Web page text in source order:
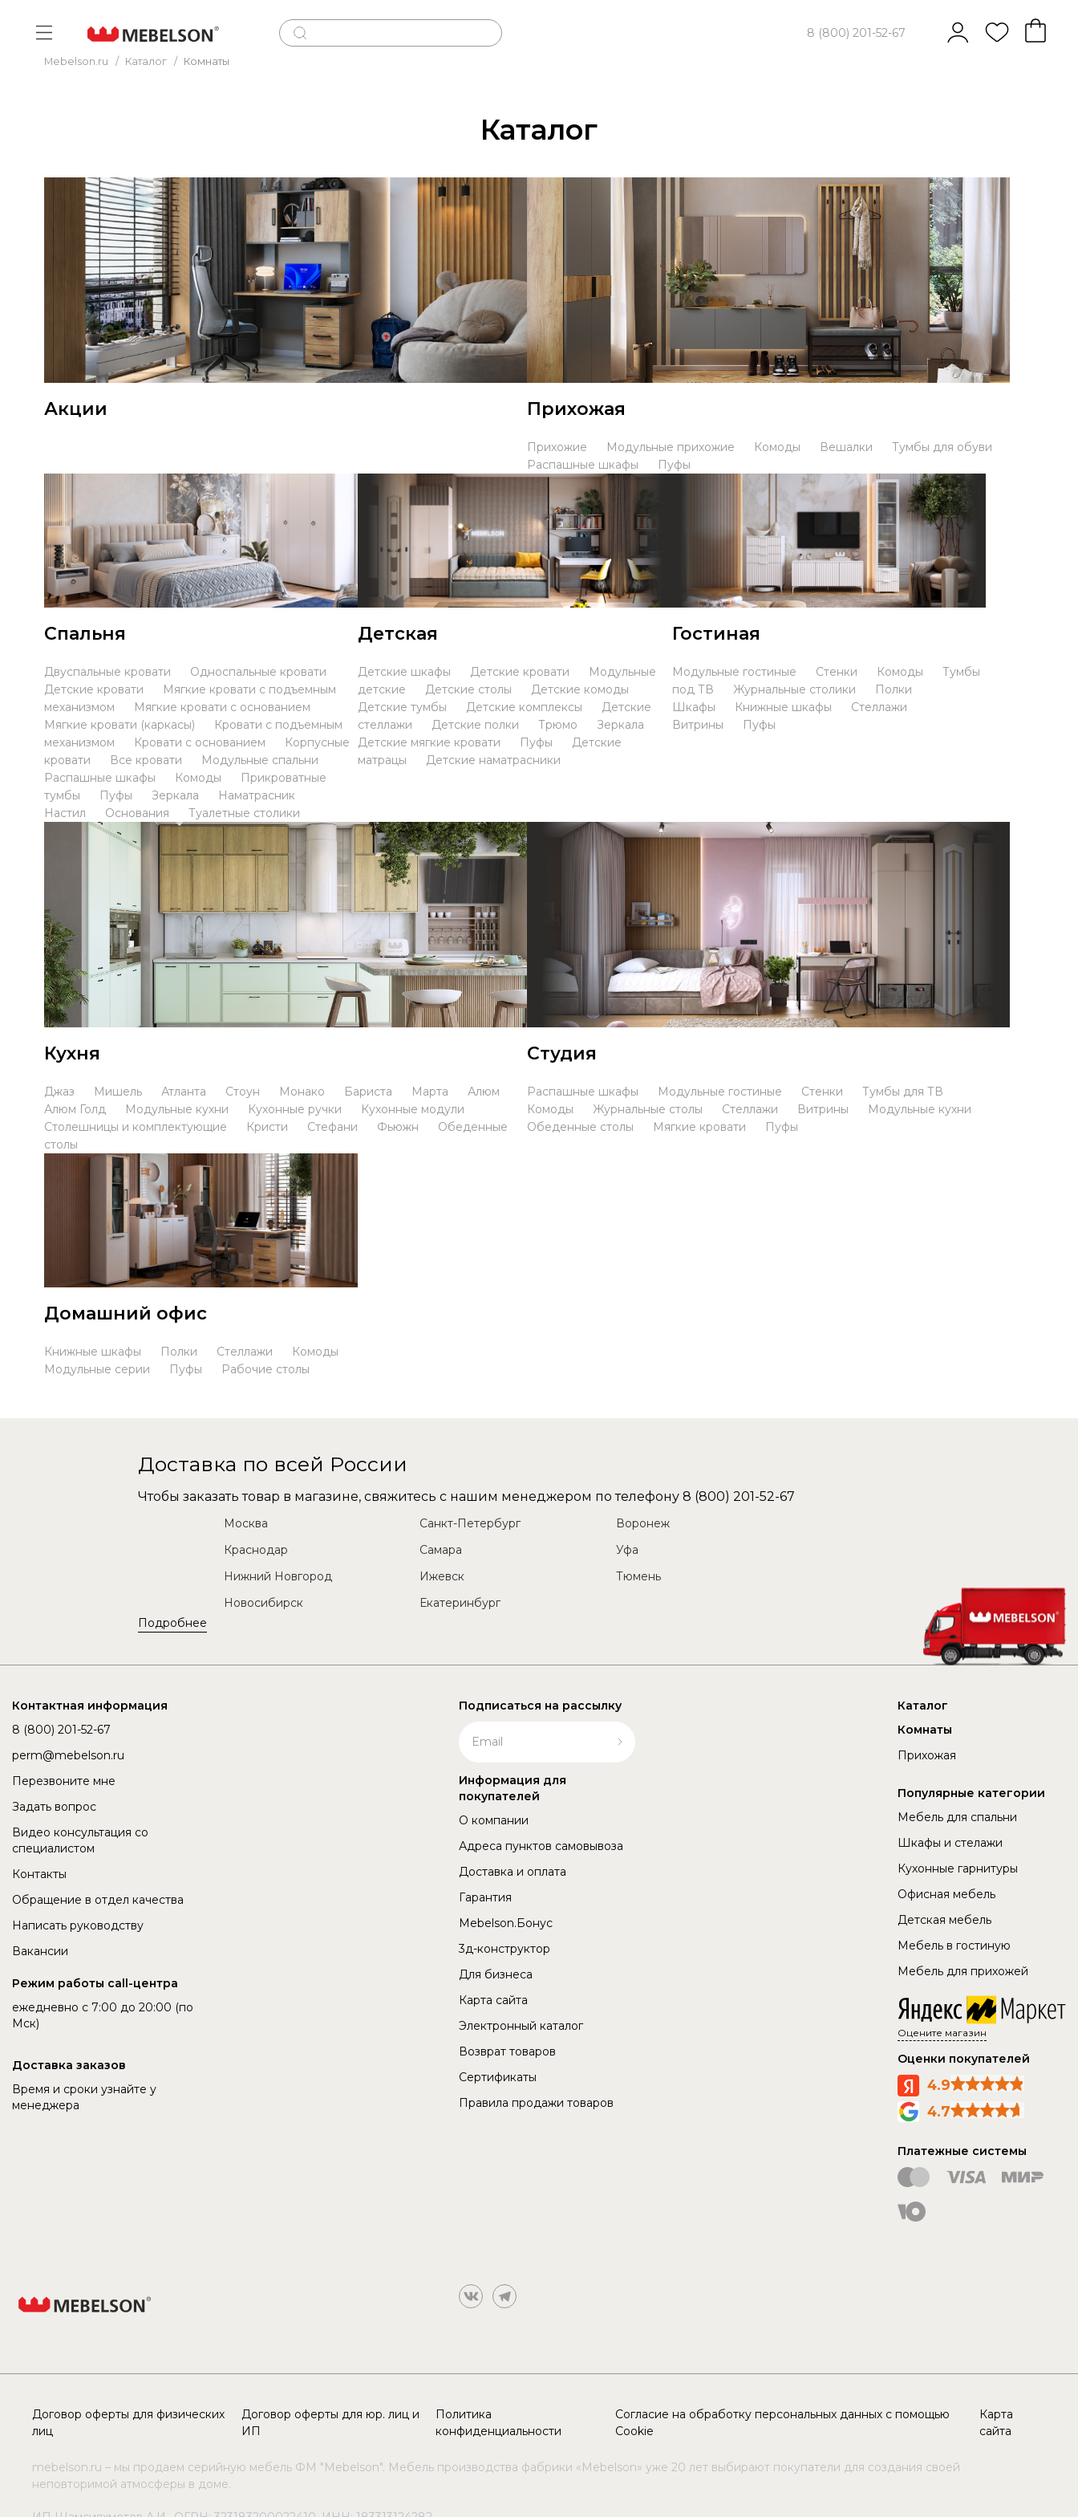
8 (800) 201-52-67
Mebelson.ru / Каталог / Комнаты
Каталог
Акции Прихожая
Прихожие Модульные прихожие Комоды Вешалки
Тумбы для обуви
Распашные шкафы
Пуфы
Спальня
Двуспальные кровати
Односпальные кровати
Детские кровати
Мягкие кровати с подъемным
механизмом
Мягкие кровати с основанием
Мягкие кровати (каркасы)
Кровати с подъемным
механизмом
Кровати с основанием
Корпусные
кровати
Все кровати
Модульные спальни
Распашные шкафы
Комоды
Прикроватные
тумбы
Пуфы Зеркала
Наматрасник
Настил
Основания Туалетные столики
Детская
Детские шкафы Детские кровати
Модульные
детские
Детские столы
Детские комоды
Детские тумбы
Детские комплексы
Детские
стеллажи
Детские полки Трюмо
Зеркала
Детские мягкие кровати
Пуфы
Детские
матрацы
Детские наматрасники
Гостиная
Модульные гостиные Стенки Комоды
Тумбы
под ТВ
Журнальные столики
Полки
Шкафы
Книжные шкафы
Стеллажи
Витрины
Пуфы
Кухня
Джаз Мишель Атланта Стоун Монако Бариста Марта
Алюм
Алюм Голд
Модульные кухни Кухонные ручки
Кухонные модули
Столешницы и комплектующие
Кристи Стефани Фьюжн
Обеденные
столы
Студия
Распашные шкафы Модульные гостиные Стенки
Тумбы для ТВ
Комоды
Журнальные столы Стеллажи Витрины
Модульные кухни
Обеденные столы
Мягкие кровати Пуфы
Домашний офис
Книжные шкафы Полки Стеллажи
Комоды
Модульные серии
Пуфы Рабочие столы
Доставка по всей России
Чтобы заказать товар в магазине, свяжитесь с нашим менеджером по телефону 8 (800) 201-52-67
Подробнее
Москва Санкт-Петербург
Воронеж
Краснодар
Самара
Уфа
Нижний Новгород
Ижевск
Тюмень
Новосибирск
Екатеринбург
Контактная информация
8 (800) 201-52-67
perm@mebelson.ru
Перезвоните мне
Задать вопрос
Видео консультация со
специалистом
Контакты
Обращение в отдел качества
Написать руководству
Вакансии
Режим работы call-центра
ежедневно с 7:00 до 20:00 (по
Мск)
Доставка заказов
Время и сроки узнайте у
менеджера
Подписаться на рассылку
Информация для
покупателей
О компании
Адреса пунктов самовывоза
Доставка и оплата
Гарантия
Mebelson.Бонус
3д-конструктор
Для бизнеса
Карта сайта
Электронный каталог
Возврат товаров
Сертификаты
Правила продажи товаров
Каталог
Комнаты
Прихожая
Популярные категории
Мебель для спальни
Шкафы и стелажи
Кухонные гарнитуры
Офисная мебель
Детская мебель
Мебель в гостиную
Мебель для прихожей
Оцените магазин
Оценки покупателей
4.9
4.7
Платежные системы
Договор оферты для физических
лиц
Договор оферты для юр. лиц и
ИП
Политика
конфиденциальности
Согласие на обработку персональных данных с помощью
Cookie
Карта
сайта
mebelson.ru – мы продаем серийную мебель ФМ "Mebelson". Мебель производства фабрики «Mebelson» уже 20 лет выбирают покупатели для создания своей
неповторимой атмосферы в доме.